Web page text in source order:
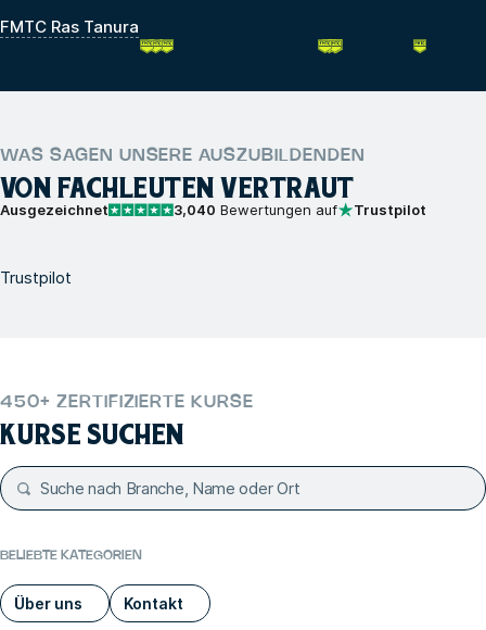
FMTC Ras Tanura
WAS SAGEN UNSERE AUSZUBILDENDEN
VON FACHLEUTEN VERTRAUT
Ausgezeichnet 3,040 Bewertungen auf Trustpilot
Trustpilot
450+ ZERTIFIZIERTE KURSE
KURSE SUCHEN
BELIEBTE KATEGORIEN
Über uns Kontakt